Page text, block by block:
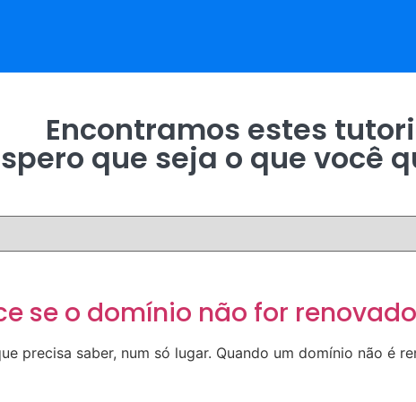
Encontramos estes
que seja o que você
se o domínio não for renovado
precisa saber, num só lugar. Quando um domínio não é